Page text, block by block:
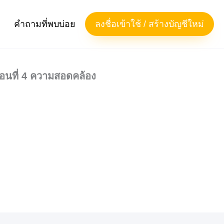
คำถามที่พบบ่อย ลงชื่อเข้าใช้ / สร้างบัญชีใหม่
นที่ 4 ความสอดคล้อง